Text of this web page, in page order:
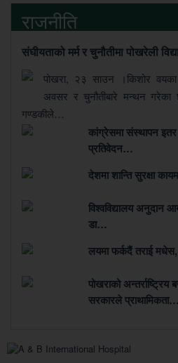
राजनीति
संघीयताको मर्म र चुनौतीमा पोखरेली
पोखरा, २३ साउन ।किशोर वयका
अवसर र चुनौतीबारे मन्थन
गण्डकीले…
कांग्रेसमा संस्थापन इतर
प्रतिवेदन…
देशमा शान्ति सुरक्षा
विश्वविद्यालय अनुदान
डा…
लयमा फर्कदैं तराई मधेस,
पोखराको
सरकारले प्राथामिकता…